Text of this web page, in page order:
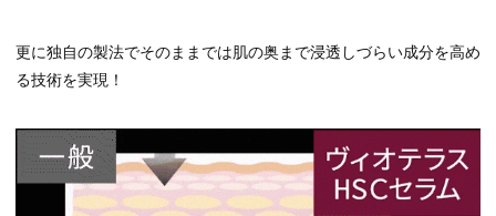
更に独自の製法でそのままでは肌の奥まで浸透しづらい成分を高め
る技術を実現！